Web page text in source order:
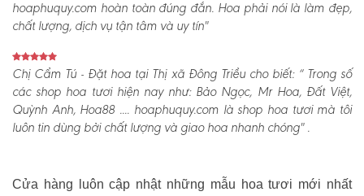
hoaphuquy.com hoàn toàn đúng đắn. Hoa phải nói là làm đẹp,
chất lượng, dịch vụ tận tâm và uy tín"
Chị Cẩm Tú - Đặt hoa tại Thị xã Đông Triều cho biết:“ Trong số
các shop hoa tươi hiện nay như: Bảo Ngọc, Mr Hoa, Đất Việt,
Quỳnh Anh, Hoa88 .... hoaphuquy.com là shop hoa tươi mà tôi
luôn tin dùng bởi chất lượng và giao hoa nhanh chóng" .
Cửa hàng luôn cập nhật những mẫu hoa tươi mới nhất